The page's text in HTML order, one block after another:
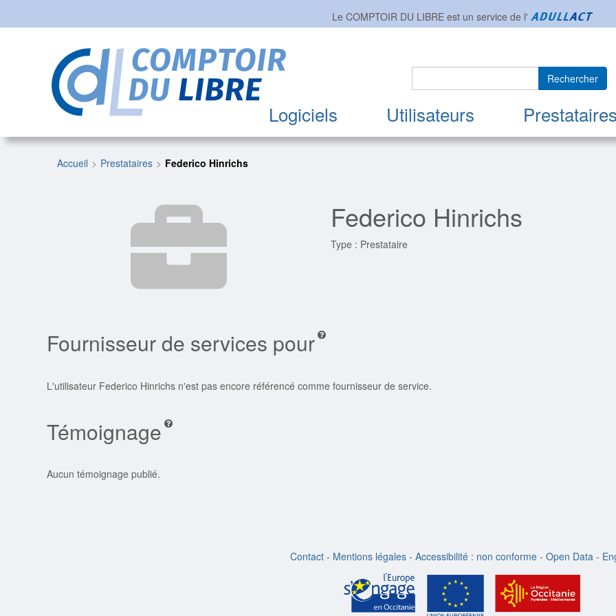
Le COMPTOIR DU LIBRE est un service de l'
Logiciels Utilisateurs
Rechercher
Accueil Prestataires Federico Hinrichs
Federico Hinrichs
Type : Prestataire
Fournisseur de services pour
L'utilisateur Federico Hinrichs n'est pas encore référencé comme fournisseur de service.
Témoignage
Aucun témoignage publié.
Contact - Mentions légales - Accessibilité : non conforme - Open Data -